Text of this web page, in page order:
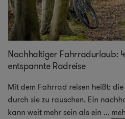
Nachhaltiger Fahrradurlaub:
entspannte Radreise
Mit dem Fahrrad reisen heißt:
durch sie zu rauschen. Ein
kann weit mehr sein als ein ...